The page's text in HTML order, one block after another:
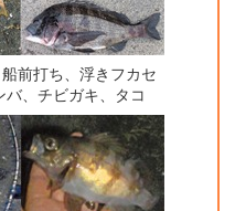
打ち、浮きフカセ
、チビガキ、タコ